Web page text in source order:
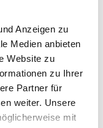
Anzeigen zu
Medien anbieten
Website zu
zu Ihrer
Partner für
weiter. Unsere
mit